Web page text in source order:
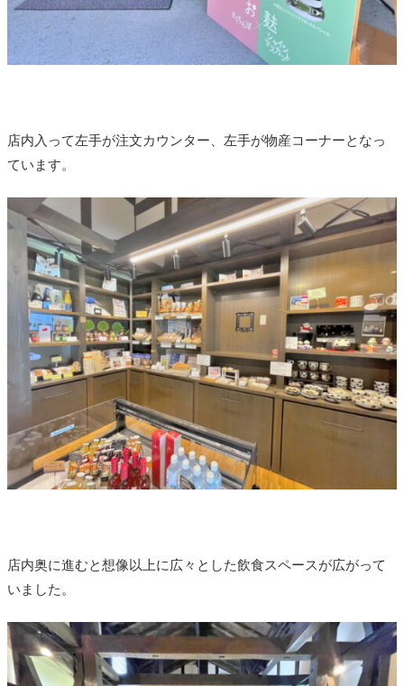
店内入って左手が注文カウンター、左手が物産コーナーとなっ
ています。
店内奥に進むと想像以上に広々とした飲食スペースが広がって
いました。